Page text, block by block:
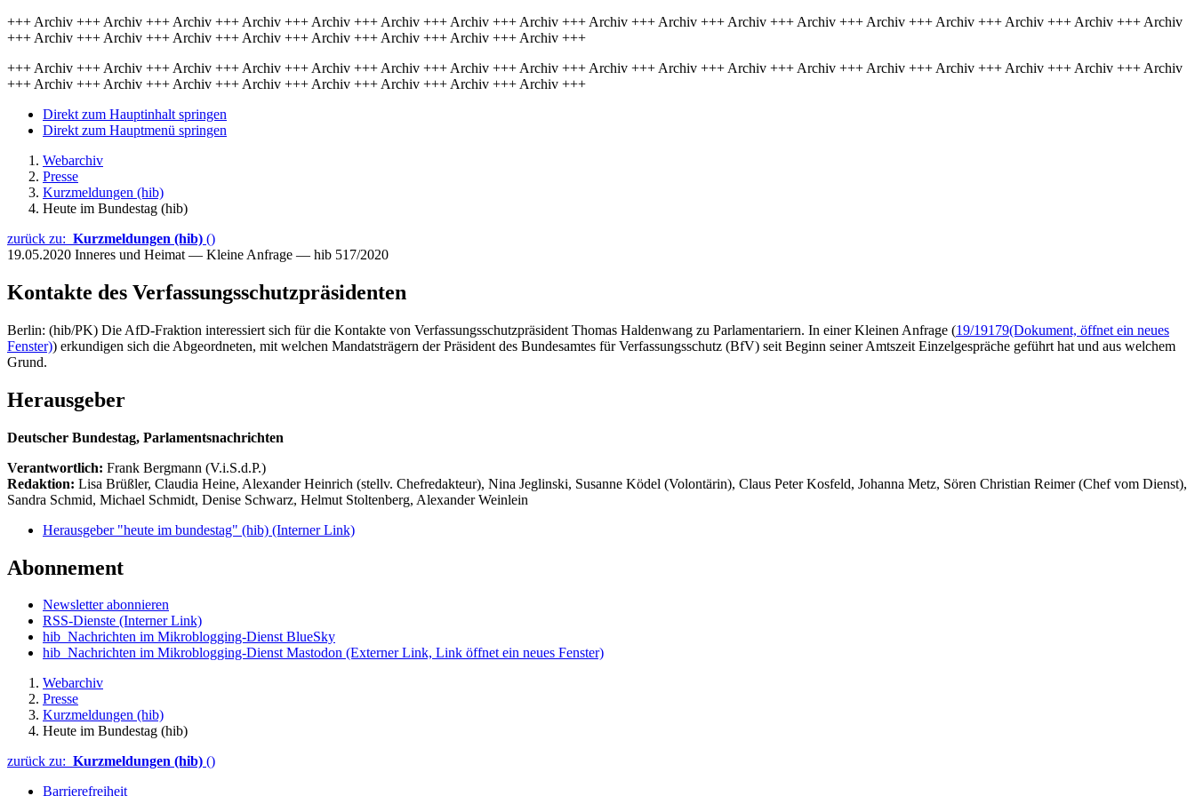
+++ Archiv +++ Archiv +++ Archiv +++ Archiv +++ Archiv +++ Archiv +++ Archiv +++ Archiv +++ Archiv +++ Archiv +++ Archiv +++ Archiv +++ Archiv +++ Archiv +++ Archiv +++ Archiv +++ Archiv
+++ Archiv +++ Archiv +++ Archiv +++ Archiv +++ Archiv +++ Archiv +++ Archiv +++ Archiv +++
+++ Archiv +++ Archiv +++ Archiv +++ Archiv +++ Archiv +++ Archiv +++ Archiv +++ Archiv +++ Archiv +++ Archiv +++ Archiv +++ Archiv +++ Archiv +++ Archiv +++ Archiv +++ Archiv +++ Archiv
+++ Archiv +++ Archiv +++ Archiv +++ Archiv +++ Archiv +++ Archiv +++ Archiv +++ Archiv +++
Direkt zum Hauptinhalt springen
Direkt zum Hauptmenü springen
Webarchiv
Presse
Kurzmeldungen (hib)
Heute im Bundestag (hib)
zurück zu: Kurzmeldungen (hib) ()
19.05.2020 Inneres und Heimat — Kleine Anfrage — hib 517/2020
Kontakte des Verfassungsschutzpräsidenten
Berlin: (hib/PK) Die AfD-Fraktion interessiert sich für die Kontakte von Verfassungsschutzpräsident Thomas Haldenwang zu Parlamentariern. In einer Kleinen Anfrage (19/19179(Dokument, öffnet ein neues
Fenster)) erkundigen sich die Abgeordneten, mit welchen Mandatsträgern der Präsident des Bundesamtes für Verfassungsschutz (BfV) seit Beginn seiner Amtszeit Einzelgespräche geführt hat und aus welchem
Grund.
Herausgeber
Deutscher Bundestag, Parlamentsnachrichten
Verantwortlich: Frank Bergmann (V.i.S.d.P.)
Redaktion: Lisa Brüßler, Claudia Heine, Alexander Heinrich (stellv. Chefredakteur), Nina Jeglinski, Susanne Ködel (Volontärin), Claus Peter Kosfeld, Johanna Metz, Sören Christian Reimer (Chef vom Dienst),
Sandra Schmid, Michael Schmidt, Denise Schwarz, Helmut Stoltenberg, Alexander Weinlein
Herausgeber "heute im bundestag" (hib) (Interner Link)
Abonnement
Newsletter abonnieren
RSS-Dienste (Interner Link)
hib_Nachrichten im Mikroblogging-Dienst BlueSky
hib_Nachrichten im Mikroblogging-Dienst Mastodon (Externer Link, Link öffnet ein neues Fenster)
Webarchiv
Presse
Kurzmeldungen (hib)
Heute im Bundestag (hib)
zurück zu: Kurzmeldungen (hib) ()
Barrierefreiheit